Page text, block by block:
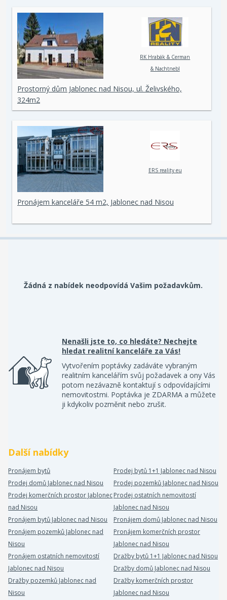
RK Hrabák & Cerman
& Nachtnebl
Prostorný dům Jablonec nad Nisou, ul. Želivského,
324m2
ERS reality eu
Pronájem kanceláře 54 m2, Jablonec nad Nisou
Žádná z nabídek neodpovídá Vašim požadavkům.
Nenašli jste to, co hledáte? Nechejte
hledat realitní kanceláře za Vás!
Vytvořením poptávky zadáváte vybraným
realitním kancelářím svůj požadavek a ony Vás
potom nezávazně kontaktují s odpovídajícími
nemovitostmi. Poptávka je ZDARMA a můžete
ji kdykoliv pozměnit nebo zrušit.
Další nabídky
Pronájem bytů
Prodej bytů 1+1 Jablonec nad Nisou
Prodej domů Jablonec nad Nisou
Prodej pozemků Jablonec nad Nisou
Prodej komerčních prostor Jablonec
nad Nisou
Prodej ostatních nemovitostí
Jablonec nad Nisou
Pronájem bytů Jablonec nad Nisou
Pronájem domů Jablonec nad Nisou
Pronájem pozemků Jablonec nad
Nisou
Pronájem komerčních prostor
Jablonec nad Nisou
Pronájem ostatních nemovitostí
Jablonec nad Nisou
Dražby bytů 1+1 Jablonec nad Nisou
Dražby domů Jablonec nad Nisou
Dražby pozemků Jablonec nad
Nisou
Dražby komerčních prostor
Jablonec nad Nisou